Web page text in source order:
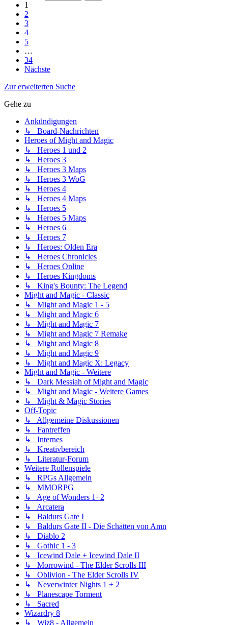
1
2
3
4
5
…
34
Nächste
Zur erweiterten Suche
Gehe zu
Ankündigungen
↳ Board-Nachrichten
Heroes of Might and Magic
↳ Heroes 1 und 2
↳ Heroes 3
↳ Heroes 3 Maps
↳ Heroes 3 WoG
↳ Heroes 4
↳ Heroes 4 Maps
↳ Heroes 5
↳ Heroes 5 Maps
↳ Heroes 6
↳ Heroes 7
↳ Heroes: Olden Era
↳ Heroes Chronicles
↳ Heroes Online
↳ Heroes Kingdoms
↳ King's Bounty: The Legend
Might and Magic - Classic
↳ Might and Magic 1 - 5
↳ Might and Magic 6
↳ Might and Magic 7
↳ Might and Magic 7 Remake
↳ Might and Magic 8
↳ Might and Magic 9
↳ Might and Magic X: Legacy
Might and Magic - Weitere
↳ Dark Messiah of Might and Magic
↳ Might and Magic - Weitere Games
↳ Might & Magic Stories
Off-Topic
↳ Allgemeine Diskussionen
↳ Fantreffen
↳ Internes
↳ Kreativbereich
↳ Literatur-Forum
Weitere Rollenspiele
↳ RPGs Allgemein
↳ MMORPG
↳ Age of Wonders 1+2
↳ Arcatera
↳ Baldurs Gate I
↳ Baldurs Gate II - Die Schatten von Amn
↳ Diablo 2
↳ Gothic 1 - 3
↳ Icewind Dale + Icewind Dale II
↳ Morrowind - The Elder Scrolls III
↳ Oblivion - The Elder Scrolls IV
↳ Neverwinter Nights 1 + 2
↳ Planescape Torment
↳ Sacred
Wizardry 8
↳ Wiz8 - Allgemein